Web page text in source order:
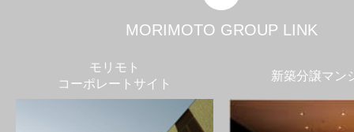
MORIMOTO GROUP LINK
モリモト
コーポレートサイト
新築分譲マン